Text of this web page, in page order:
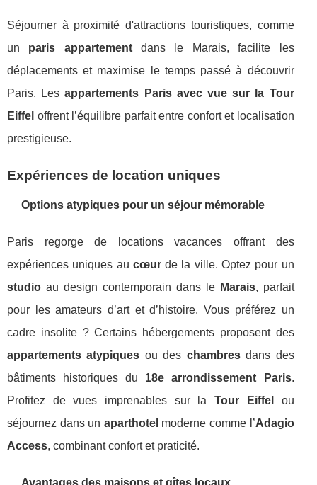
Séjourner à proximité d'attractions touristiques, comme
un paris appartementdans le Marais, facilite les
déplacements et maximise le temps passé à découvrir
Paris. Lesappartements Paris avec vue sur la Tour
Eiffel offrent l’équilibre parfait entre confort et localisation
prestigieuse.
Expériences de location uniques
Options atypiques pour un séjour mémorable
Paris regorge de locations vacances offrant des
expériences uniques au cœurde la ville. Optez pour un
studio au design contemporain dans le Marais, parfait
pour les amateurs d’art et d’histoire. Vous préférez un
cadre insolite ? Certains hébergements proposent des
appartements atypiques ou des chambresdans des
bâtiments historiques du 18e arrondissement Paris.
Profitez de vues imprenables sur laTour Eiffel
ou
séjournez dans un aparthotel moderne comme l’Adagio
Access, combinant confort et praticité.
Avantages des maisons et gîtes locaux